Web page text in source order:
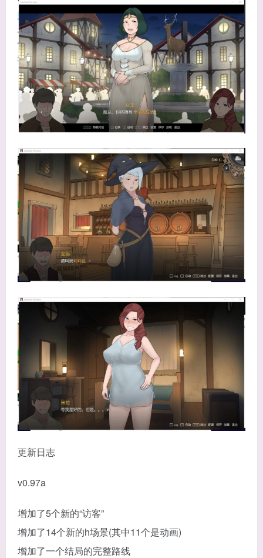
更新日志
v0.97a
增加了5个新的“访客”
增加了14个新的h场景(其中11个是动画)
增加了一个结局的完整路线